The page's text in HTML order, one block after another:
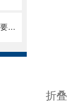
直线导轨防护罩日常的维护内容主要包括哪些方面
折叠